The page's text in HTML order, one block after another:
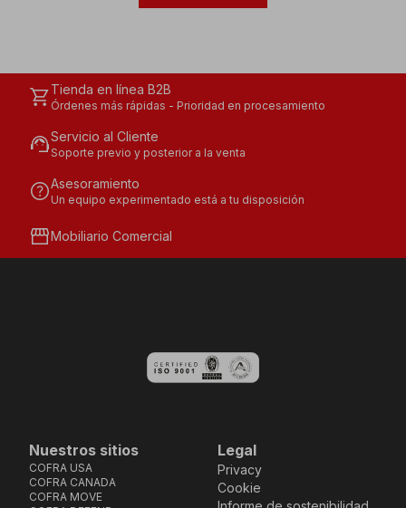
shopping_cartTienda en línea B2B
Órdenes más rápidas - Prioridad en procesamiento
support_agentServicio al Cliente
Soporte previo y posterior a la venta
helpAsesoramiento
Un equipo experimentado está a tu disposición
storefrontMobiliario Comercial
Nuestros sitios
COFRA USA
COFRA CANADA
COFRA MOVE
Legal
Privacy
Cookie